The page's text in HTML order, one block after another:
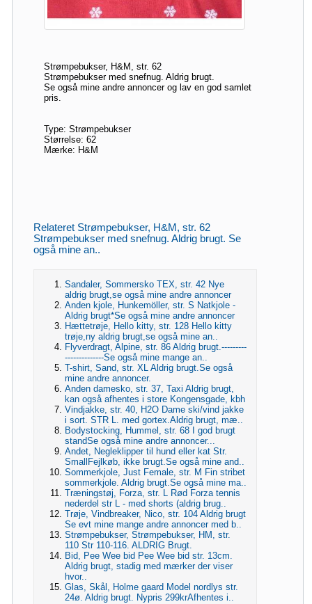
Strømpebukser, H&M, str. 62
Strømpebukser med snefnug. Aldrig brugt.
Se også mine andre annoncer og lav en god samlet
pris.
Type: Strømpebukser
Størrelse: 62
Mærke: H&M
Relateret Strømpebukser, H&M, str. 62
Strømpebukser med snefnug. Aldrig brugt. Se
også mine an..
Sandaler, Sommersko TEX, str. 42 Nye
aldrig brugt,se også mine andre annoncer
Anden kjole, Hunkemöller, str. S Natkjole -
Aldrig brugt*Se også mine andre annoncer
Hættetrøje, Hello kitty, str. 128 Hello kitty
trøje,ny aldrig brugt,se også mine an..
Flyverdragt, Alpine, str. 86 Aldrig brugt.---------
--------------Se også mine mange an..
T-shirt, Sand, str. XL Aldrig brugt.Se også
mine andre annoncer.
Anden damesko, str. 37, Taxi Aldrig brugt,
kan også afhentes i store Kongensgade, kbh
Vindjakke, str. 40, H2O Dame ski/vind jakke
i sort. STR L. med gortex.Aldrig brugt, mæ..
Bodystocking, Hummel, str. 68 I god brugt
standSe også mine andre annoncer...
Andet, Negleklipper til hund eller kat Str.
SmallFejlkøb, ikke brugt.Se også mine and..
Sommerkjole, Just Female, str. M Fin stribet
sommerkjole. Aldrig brugt.Se også mine ma..
Træningstøj, Forza, str. L Rød Forza tennis
nederdel str L - med shorts (aldrig brug..
Trøje, Vindbreaker, Nico, str. 104 Aldrig brugt
Se evt mine mange andre annoncer med b..
Strømpebukser, Strømpebukser, HM, str.
110 Str 110-116. ALDRIG Brugt.
Bid, Pee Wee bid Pee Wee bid str. 13cm.
Aldrig brugt, stadig med mærker der viser
hvor..
Glas, Skål, Holme gaard Model nordlys str.
24ø. Aldrig brugt. Nypris 299krAfhentes i..